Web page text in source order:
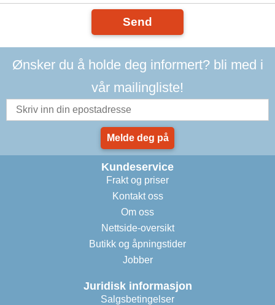
Send
Ønsker du å holde deg informert? bli med i
vår mailingliste!
Melde deg på
Kundeservice
Frakt og priser
Kontakt oss
Om oss
Nettside-oversikt
Butikk og åpningstider
Jobber
Juridisk informasjon
Salgsbetingelser